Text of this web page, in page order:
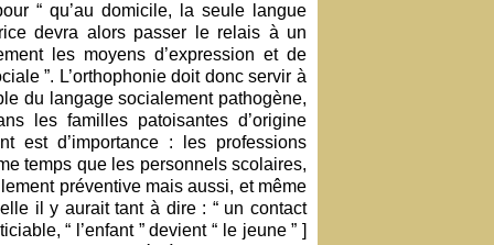
“ qu’au domicile, la seule langue
devra alors passer le relais à un
les moyens d’expression et de
”. L’orthophonie doit donc servir à
du langage socialement pathogène,
les familles patoisantes d’origine
est d’importance : les professions
temps que les personnels scolaires,
préventive mais aussi, et même
il y aurait tant à dire : “ un contact
“ l’enfant ” devient “ le jeune ” ]